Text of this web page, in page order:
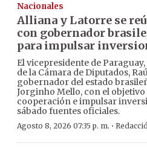
Nacionales
Alliana y Latorre se
con gobernador
para impulsar
El vicepresidente de
de la Cámara de Diputados,
gobernador del estado
Jorginho Mello, con el objetivo
cooperación e impulsar
sábado fuentes oficiales.
Agosto 8, 2026 07:35 p. m. ·